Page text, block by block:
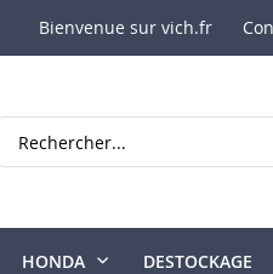
Bienvenue sur vich.fr
HONDA DESTOCKAGE